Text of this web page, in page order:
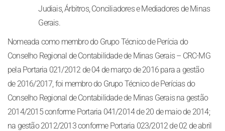
Judiais, Árbitros, Conciliadores e Mediadores de Minas
Gerais.
Nomeada como membro do Grupo Técnico de Perícia do
Conselho Regional de Contabilidade de Minas Gerais – CRC-MG
pela Portaria 021/2012 de 04 de março de 2016 para a gestão
de 2016/2017, foi membro do Grupo Técnico de Perícias do
Conselho Regional de Contabilidade de Minas Gerais na gestão
2014/2015 conforme Portaria 041/2014 de 20 de maio de 2014;
na gestão 2012/2013 conforme Portaria 023/2012 de 02 de abril